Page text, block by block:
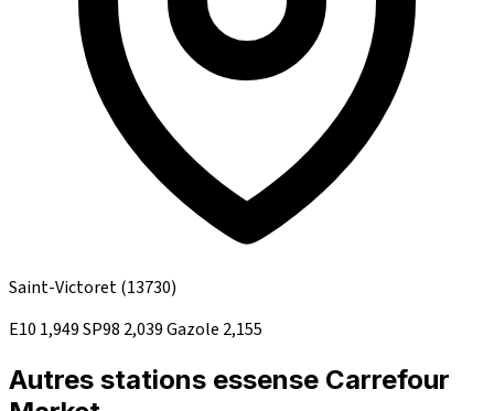
Saint-Victoret(13730)
E10 1,949SP98 2,039Gazole 2,155
Autres stations essense Carrefour